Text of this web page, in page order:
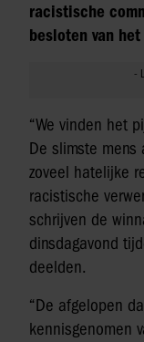
racistische
besloten van
“We vinden het
De slimste
zoveel hatelijke
racistische
schrijven de
dinsdagavond
deelden.
“De afgelopen
kennisgenomen